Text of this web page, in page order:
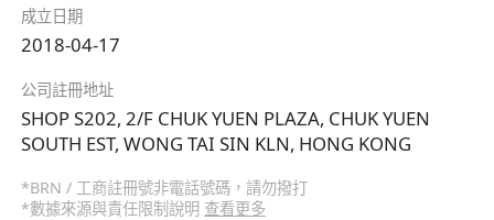
成立日期
2018-04-17
公司註冊地址
SHOP S202, 2/F CHUK YUEN PLAZA, CHUK YUEN
SOUTH EST, WONG TAI SIN KLN, HONG KONG
*BRN / 工商註冊號非電話號碼，請勿撥打
*數據來源與責任限制說明 查看更多